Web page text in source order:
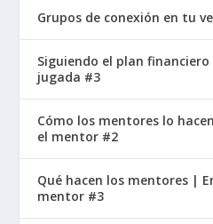
Grupos de conexión en tu
Siguiendo el plan
jugada #3
Cómo los mentores lo
el mentor #2
Qué hacen los mentores |
mentor #3